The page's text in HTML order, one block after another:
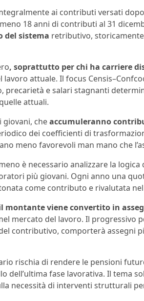
ai contributi versati
18 anni di contributi al 31
del sistema retributivo,
, soprattutto per chi ha carriere
attuale. Il focus
precarietà e salari stagnanti
attuali.
cheaccumuleranno
dei coefficienti di
meno favorevoli man mano che
è necessario analizzare la
più giovani. Ogni anno una
come contributo e rivalutata
l montante viene convertito in
mercato del lavoro. Il progressivo
contributivo, comporterà assegni
rischia di rendere le pensioni
dell’ultima fase lavorativa. Il tema
necessità di interventi strutturali